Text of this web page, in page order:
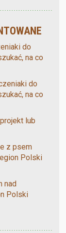
do
na co
do
na co
lub
z psem
Polski
nad
Polski